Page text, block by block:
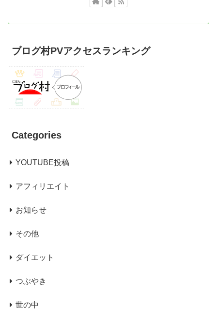
ブログ村PVアクセスランキング
Categories
YOUTUBE投稿
アフィリエイト
お知らせ
その他
ダイエット
つぶやき
世の中